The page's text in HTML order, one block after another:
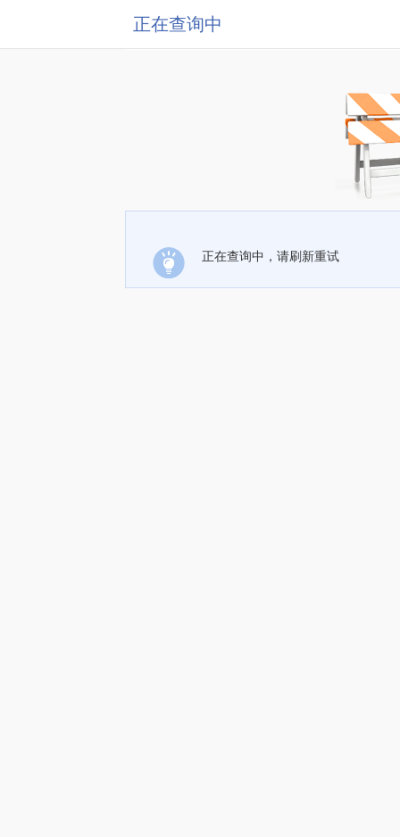
正在查询中
正在查询中，请刷新重试